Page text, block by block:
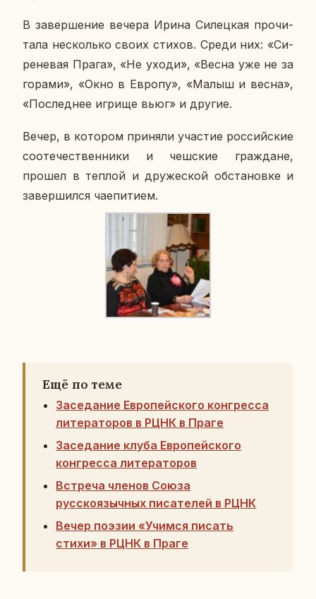
В за­вер­ше­ние вечера Ирина Си­лец­кая про­чи­
та­ла несколь­ко своих стихов. Среди них: «Си­
ре­не­вая Прага», «Не уходи», «Весна уже не за
горами», «Окно в Европу», «Малыш и весна»,
«По­след­нее игрище вьюг» и другие.
Вечер, в ко­то­ром при­ня­ли уча­стие рос­сий­ские
со­оте­че­ствен­ни­ки и чеш­ские граж­дане,
прошел в теплой и дру­же­ской об­ста­нов­ке и
за­вер­шил­ся чае­пи­ти­ем.
Ещё по теме
Заседание Европейского конгресса
литераторов в РЦНК в Праге
Заседание клуба Европейского
конгресса литераторов
Встреча членов Союза
русскоязычных писателей в РЦНК
Вечер поэзии «Учимся писать
стихи» в РЦНК в Праге